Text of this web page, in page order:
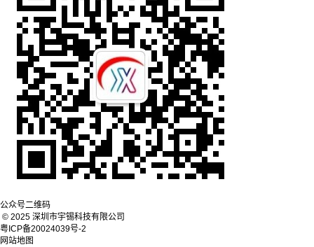
公众号二维码
© 2025 深圳市宇锡科技有限公司
粤ICP备20024039号-2
网站地图